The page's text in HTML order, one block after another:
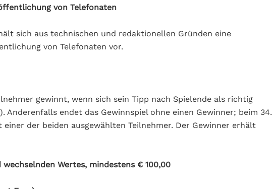
von Telefonaten
sich aus technischen und redaktionellen Gründen eine
von Telefonaten vor.
gewinnt, wenn sich sein Tipp nach Spielende als richtig
Anderenfalls endet das Gewinnspiel ohne einen Gewinner; beim 34.
einer der beiden ausgewählten Teilnehmer. Der Gewinner erhält
Wertes, mindestens € 100,00